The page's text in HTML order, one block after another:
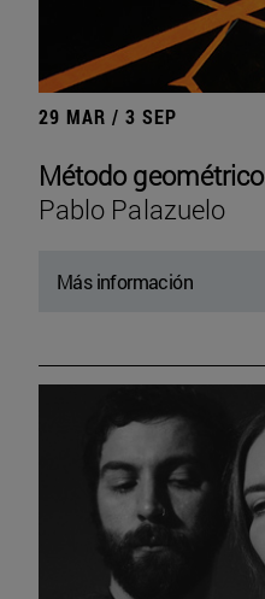
29 MAR / 3 SEP
Método geométrico
Pablo Palazuelo
Más información